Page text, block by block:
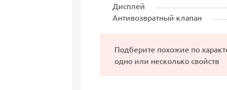
Дисплей
Антивозвратный клапан
Подберите похожие по
одно или несколько свойств